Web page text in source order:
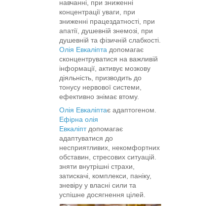
навчанні, при зниженні
концентрації уваги, при
зниженні працездатності, при
апатії, душевній знемозі, при
душевній та фізичній слабкості.
Олія Евкаліпта допомагає
сконцентруватися на важливій
інформації, активує мозкову
діяльність, призводить до
тонусу нервової системи,
ефективно знімає втому.
Олія Евкаліптає адаптогеном.
Ефірна олія
Евкаліптдопомагає
адаптуватися до
несприятливих, некомфортних
обставин, стресових ситуацій.
зняти внутрішні страхи,
затискачі, комплекси, паніку,
зневіру у власні сили та
успішне досягнення цілей.